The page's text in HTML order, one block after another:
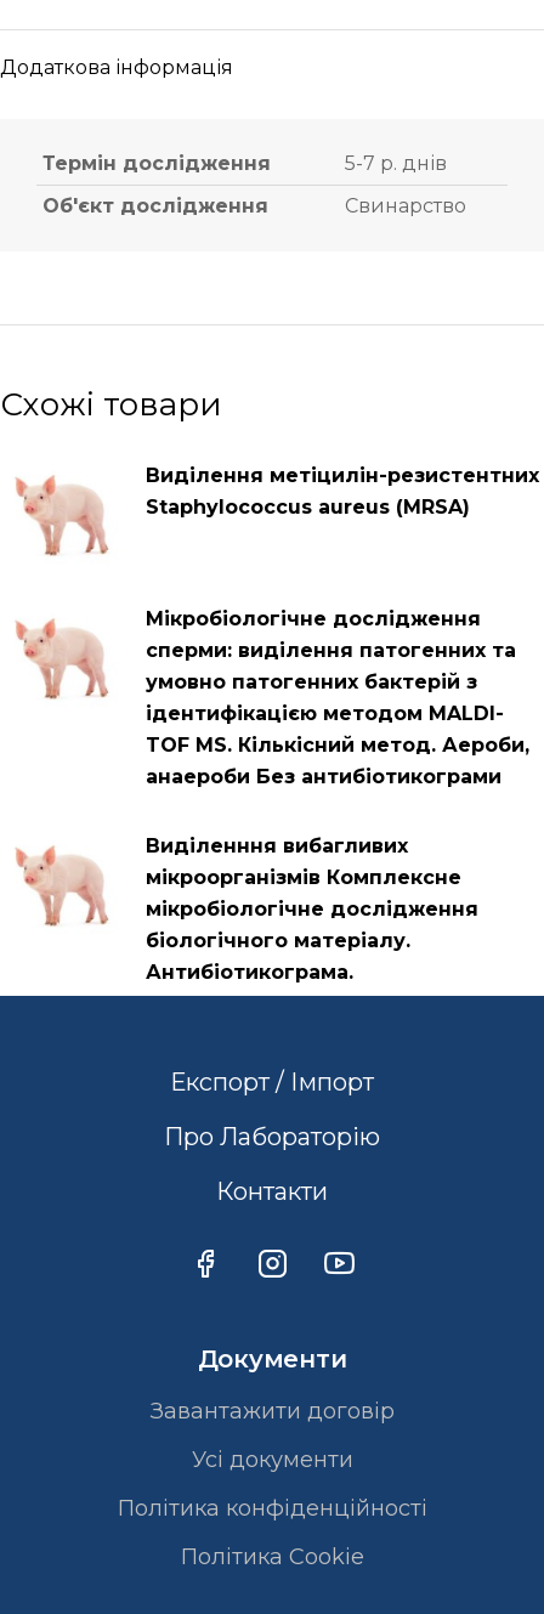
Додаткова інформація
Термін дослідження
5-7 р. днів
Об'єкт дослідження
Свинарство
Схожі товари
Виділення метіцилін-резистентних
Staphylococcus aureus (MRSA)
Мікробіологічне дослідження
сперми: виділення патогенних та
умовно патогенних бактерій з
ідентифікацією методом MALDI-
TOF MS. Кількісний метод. Аероби,
анаероби Без антибіотикограми
Виділенння вибагливих
мікроорганізмів Комплексне
мікробіологічне дослідження
біологічного матеріалу.
Антибіотикограма.
Експорт / Імпорт
Про Лабораторію
Контакти
Документи
Завантажити договір
Усі документи
Політика конфіденційності
Полiтика Cookie